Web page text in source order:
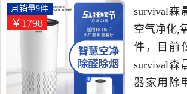
很高的空
广东 广州
空气净化器家月销量9件仅售1798
￥1798
月销量9件
survival森
空气净化,
件，目前
survival森
器家用除